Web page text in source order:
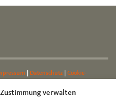
verwalten
Datenschutz
Cookie-